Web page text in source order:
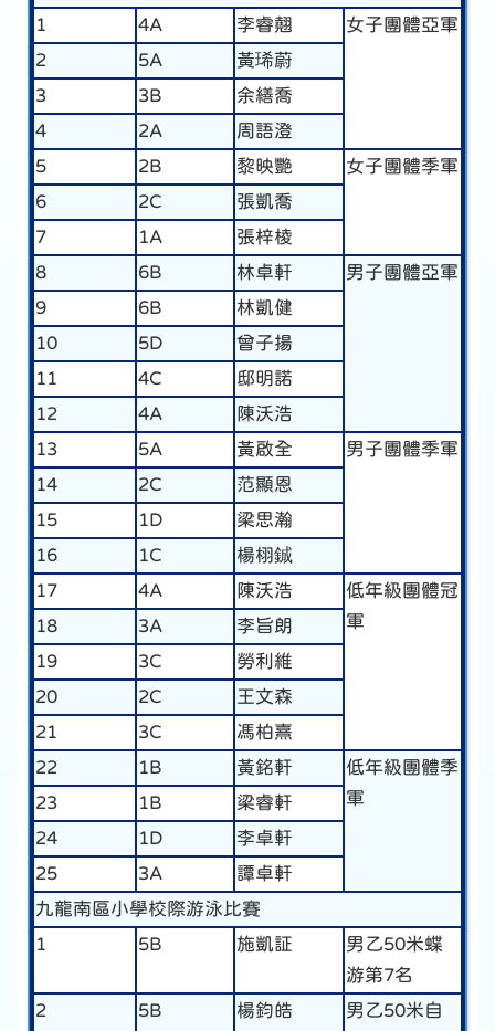
1
4A 李睿翹
女子團體亞軍
2
5A
黃琋蔚
3
3B
余繕喬
4
2A
周語澄
5
2B 黎映艷
女子團體季軍
6
2C
張凱喬
7
1A
張梓棱
8
6B 林卓軒
男子團體亞軍
9
6B
林凱健
10
5D
曾子揚
11
4C
邸明諾
12
4A
陳沃浩
13
5A 黃啟全
男子團體季軍
14
2C
范顯恩
15
1D
梁思瀚
16
1C
楊栩鋮
17
4A 陳沃浩
低年級團體冠
軍
18 3A
李旨朗
19
3C
勞利維
20
2C
王文森
21
3C
馮柏熹
22
1B 黃銘軒
低年級團體季
軍
23 1B
梁睿軒
24
1D
李卓軒
25
3A
譚卓軒
九龍南區小學校際游泳比賽
1
5B 施凱証
男乙50米蝶
游第7名
2
5B 楊鈞皓
男乙50米自